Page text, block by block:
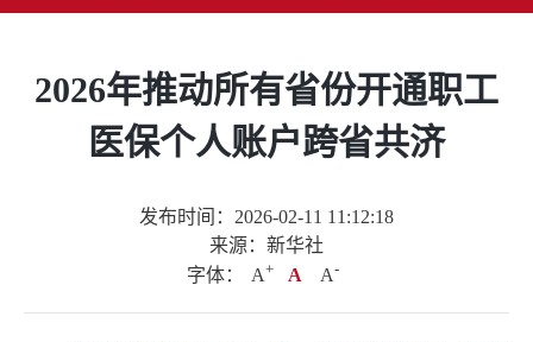
2026年推动所有省份开通职工
医保个人账户跨省共济
发布时间：2026-02-11 11:12:18
来源：新华社
字体：
A+ A A-